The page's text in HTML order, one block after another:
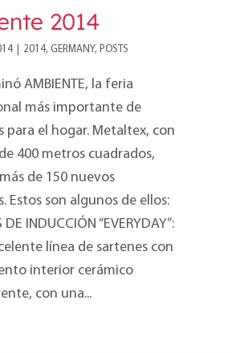
2014
2014, GERMANY, POSTS
AMBIENTE, la feria
más importante de
para el hogar. Metaltex, con
400 metros cuadrados,
de 150 nuevos
Estos son algunos de ellos:
DE INDUCCIÓN “EVERYDAY”:
línea de sartenes con
interior cerámico
con una...